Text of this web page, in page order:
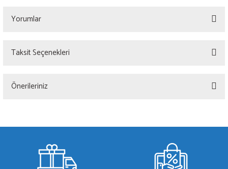
Yorumlar
Taksit Seçenekleri
Önerileriniz
gördüğünüz noktaları öneri formunu kullanarak tarafımıza iletebilirsiniz.
Ürün resmi kalitesiz, bozuk veya görüntülenemiyor.